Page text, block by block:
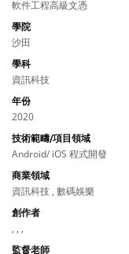
軟件工程高級文憑
學院
沙田
學科
資訊科技
年份
2020
技術範疇/項目領域
Android/ iOS 程式開發
商業領域
資訊科技 , 數碼娛樂
創作者
, , ,
監督老師